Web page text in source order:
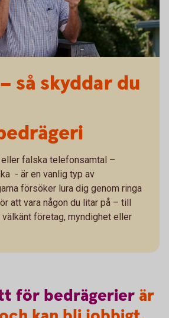
så skyddar du
falska telefonsamtal –
- är en vanlig typ av
försöker lura dig genom ringa
att vara någon du litar på – till
företag, myndighet eller
för bedrägerier är